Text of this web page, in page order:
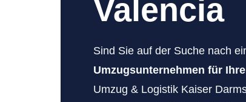
Valencia
Sind Sie auf der Suche nach
Umzugsunternehmen für
Umzug & Logistik Kaiser